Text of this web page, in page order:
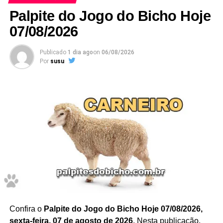
99 – 00
4698 – 5798 – 2098 – 3498
3
9 7
PALPITE DA MANHÃ PALPITE DA TARDE
PALPITE DA NOITE
Resumo dos palpites de hoje –
08/08/2026
Palpite do Jogo do Bicho Hoje
07/08/2026
Publicado 1 dia agoon 06/08/2026
Por susu
Confira o Palpite do Jogo do Bicho Hoje 07/08/2026,
sexta-feira, 07 de agosto de 2026. Nesta publicação,